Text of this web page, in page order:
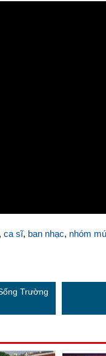
ca sĩ, ban nhạc, nhóm
Trường